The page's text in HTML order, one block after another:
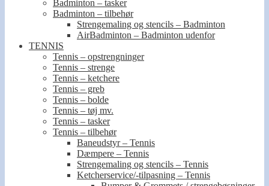
Badminton – tasker
Badminton – tilbehør
Strengemaling og stencils – Badminton
AirBadminton – Badminton udenfor
TENNIS
Tennis – opstrengninger
Tennis – strenge
Tennis – ketchere
Tennis – greb
Tennis – bolde
Tennis – tøj mv.
Tennis – tasker
Tennis – tilbehør
Baneudstyr – Tennis
Dæmpere – Tennis
Strengemaling og stencils – Tennis
Ketcherservice/-tilpasning – Tennis